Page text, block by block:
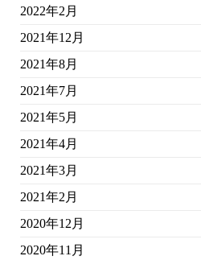
2022年2月
2021年12月
2021年8月
2021年7月
2021年5月
2021年4月
2021年3月
2021年2月
2020年12月
2020年11月